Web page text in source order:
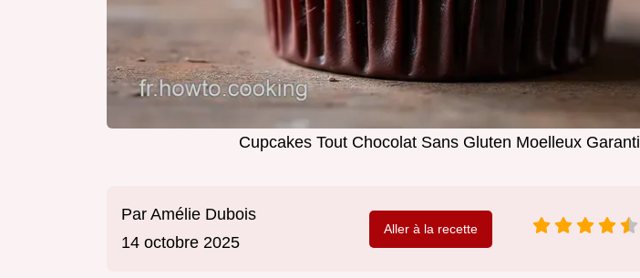
Cupcakes Tout Chocolat Sans Gluten Moelleux Garanti
Par Amélie Dubois
14 octobre 2025
Aller à la recette